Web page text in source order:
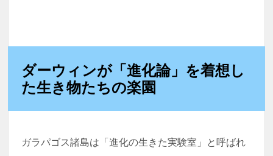
ダーウィンが「進化論」を着想し
た生き物たちの楽園
ガラパゴス諸島は「進化の生きた実験室」と呼ばれ